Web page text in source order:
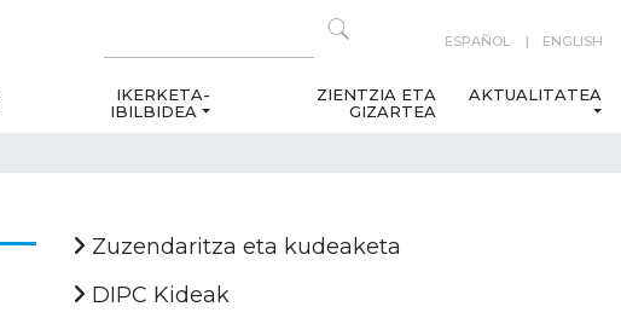
ESPAÑOL ENGLISH
IKERKETA-
IBILBIDEA
ZIENTZIA ETA
GIZARTEA
AKTUALITATEA
Zuzendaritza eta kudeaketa
DIPC Kideak